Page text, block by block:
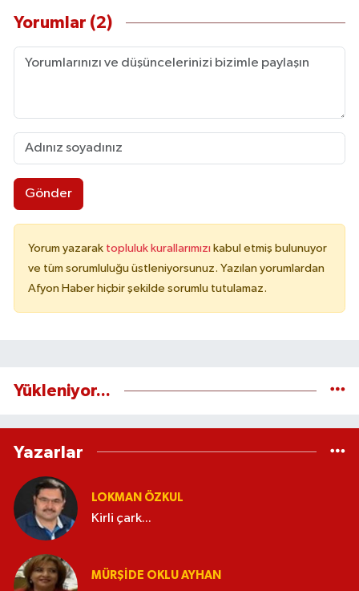
Yorumlar (2)
Gönder
Yorum yazarak topluluk kurallarımızı kabul etmiş bulunuyor
ve tüm sorumluluğu üstleniyorsunuz. Yazılan yorumlardan
Afyon Haber hiçbir şekilde sorumlu tutulamaz.
Yükleniyor...
Yazarlar
LOKMAN ÖZKUL
Kirli çark...
MÜRŞIDE OKLU AYHAN